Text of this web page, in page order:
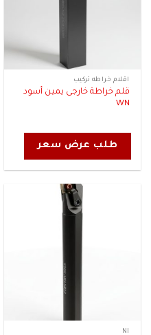
اقلام خراطه تركيب
قلم خراطة خارجى يمين أسود
WN
طلب عرض سعر
NI